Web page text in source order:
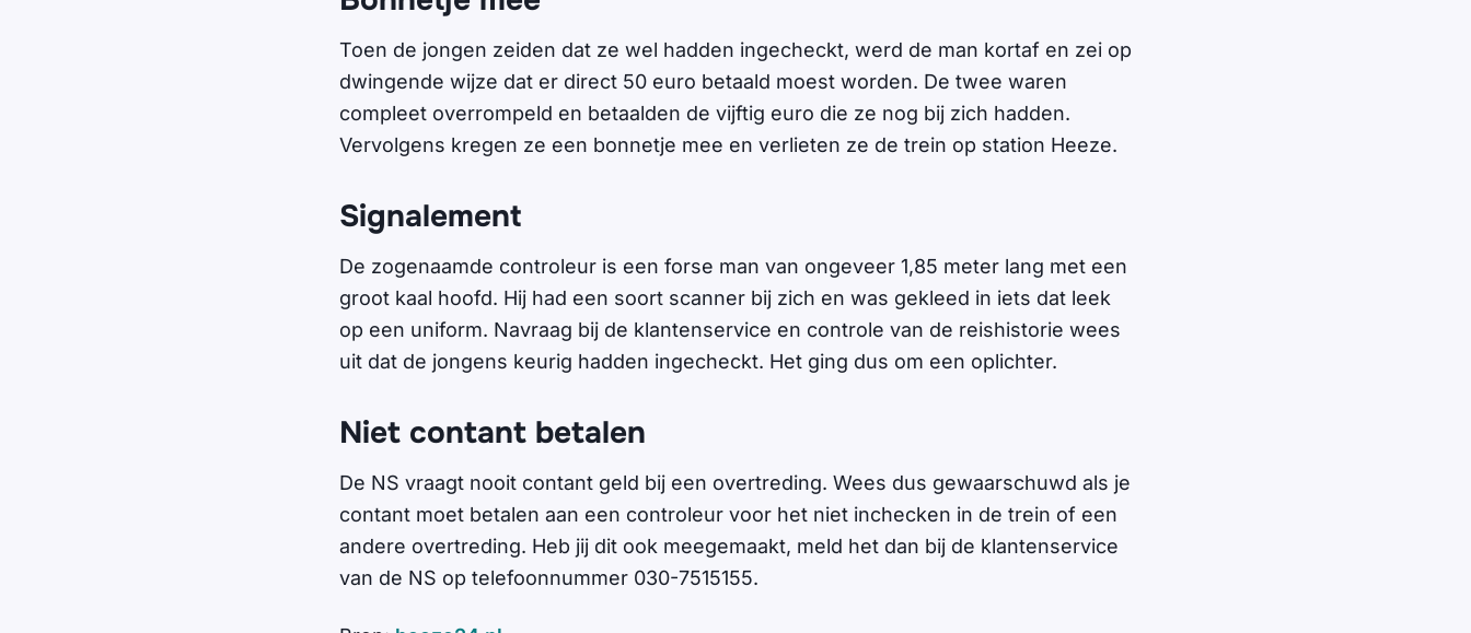
Toen de jongen zeiden dat ze wel hadden ingecheckt, werd de man kortaf en zei op
dwingende wijze dat er direct 50 euro betaald moest worden. De twee waren
compleet overrompeld en betaalden de vijftig euro die ze nog bij zich hadden.
Vervolgens kregen ze een bonnetje mee en verlieten ze de trein op station Heeze.
Signalement
De zogenaamde controleur is een forse man van ongeveer 1,85 meter lang met een
groot kaal hoofd. Hij had een soort scanner bij zich en was gekleed in iets dat leek
op een uniform. Navraag bij de klantenservice en controle van de reishistorie wees
uit dat de jongens keurig hadden ingecheckt. Het ging dus om een oplichter.
Niet contant betalen
De NS vraagt nooit contant geld bij een overtreding. Wees dus gewaarschuwd als je
contant moet betalen aan een controleur voor het niet inchecken in de trein of een
andere overtreding. Heb jij dit ook meegemaakt, meld het dan bij de klantenservice
van de NS op telefoonnummer 030-7515155.